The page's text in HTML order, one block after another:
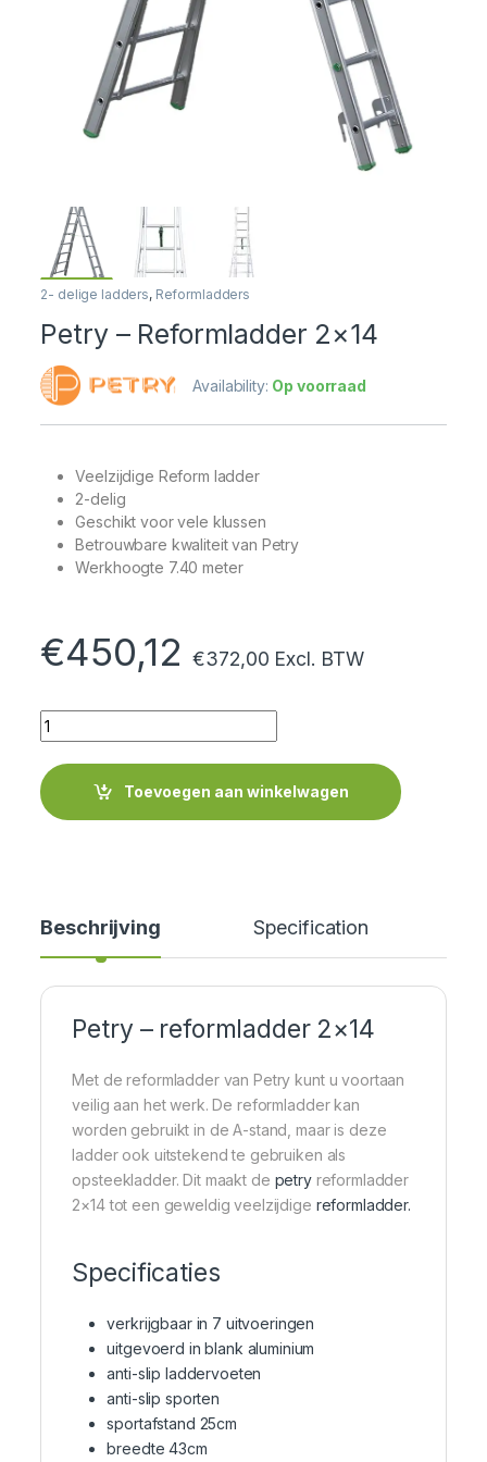
2- delige ladders, Reformladders
Petry – Reformladder 2×14
Availability: Op voorraad
Veelzijdige Reform ladder
2-delig
Geschikt voor vele klussen
Betrouwbare kwaliteit van Petry
Werkhoogte 7.40 meter
€450,12 €372,00 Excl. BTW
Quantity
Toevoegen aan winkelwagen
Beschrijving Specification
Petry – reformladder 2×14
Met de reformladder van Petry kunt u voortaan
veilig aan het werk. De reformladder kan
worden gebruikt in de A-stand, maar is deze
ladder ook uitstekend te gebruiken als
opsteekladder. Dit maakt de petryreformladder
2×14 tot een geweldig veelzijdige reformladder.
Specificaties
verkrijgbaar in 7 uitvoeringen
uitgevoerd in blank aluminium
anti-slip laddervoeten
anti-slip sporten
sportafstand 25cm
breedte 43cm